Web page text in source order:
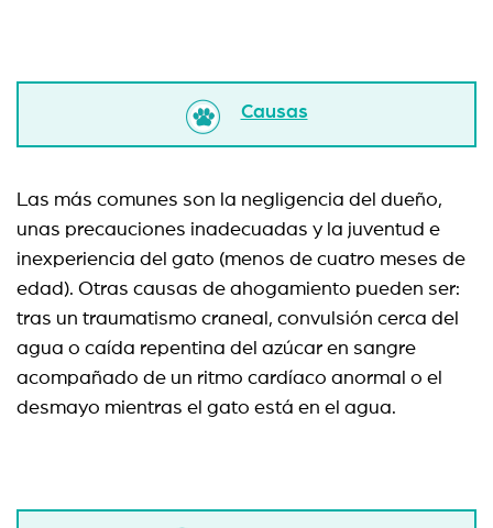
Causas
Las más comunes son la negligencia del dueño,
unas precauciones inadecuadas y la juventud e
inexperiencia del gato (menos de cuatro meses de
edad). Otras causas de ahogamiento pueden ser:
tras un traumatismo craneal, convulsión cerca del
agua o caída repentina del azúcar en sangre
acompañado de un ritmo cardíaco anormal o el
desmayo mientras el gato está en el agua.